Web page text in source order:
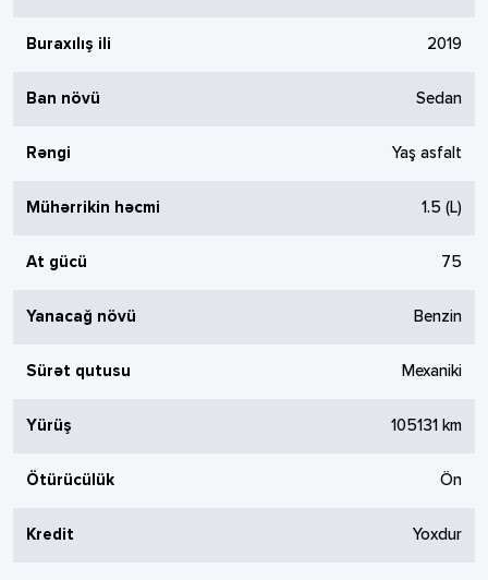
Buraxılış ili 2019
Ban növü Sedan
Rəngi Yaş asfalt
Mühərrikin həcmi 1.5 (L)
At gücü 75
Yanacağ növü Benzin
Sürət qutusu Mexaniki
Yürüş 105131 km
Ötürücülük Ön
Kredit Yoxdur